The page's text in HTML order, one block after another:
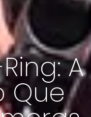
A
Que